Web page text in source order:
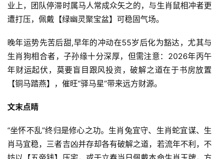
业上，团队停滞时属马人常成众矢之的，与生肖鼠相冲者更
遭打压，佩戴【绿幽灵聚宝盆】可稳固气场。
晚年运势先苦后甜,早年的冲动在55岁后化为豁达，尤其与
生肖狗相合者，子孙缘十分深厚，但需注意：2026年丙午
年财运起伏，莫要盲目跟风投资，破解之道在于书房放置
【铜马踏燕】，催旺“驿马星”带来远方财源。
文末点睛
“坐怀不乱”终归是修心之功。生肖兔宜守、生肖蛇宜谋、生
肖马宜稳，三者吉凶并存却各有破解之道，若流年不利，不